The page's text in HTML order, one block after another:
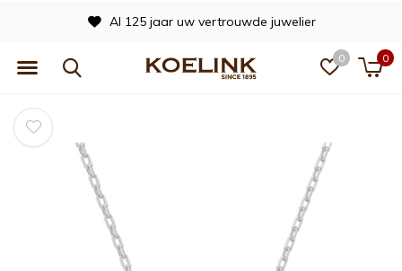
0 0
Al 125 jaar uw vertrouwde juwelier